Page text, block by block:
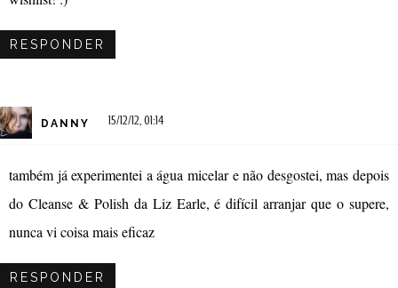
RESPONDER
DANNY 15/12/12, 01:14
também já experimentei a água micelar e não desgostei, mas depois
do Cleanse & Polish da Liz Earle, é difícil arranjar que o supere,
nunca vi coisa mais eficaz
RESPONDER